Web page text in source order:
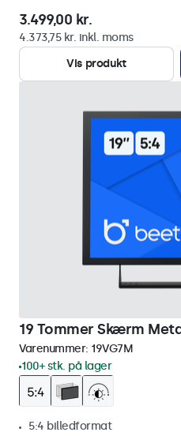
3.499,00 kr.
4.373,75 kr. inkl. moms
Vis produkt
19 Tommer Skærm
Varenummer: 19VG7M
100+ stk. på lager
5:4 billedformat